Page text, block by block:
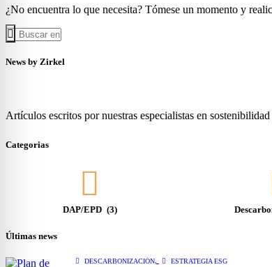
¿No encuentra lo que necesita? Tómese un momento y
News by Zirkel
Artículos escritos por nuestras especialistas en
Categorias
DAP/EPD (3)
Últimas news
DESCARBONIZACIÓN, ESTRATEGIA ESG